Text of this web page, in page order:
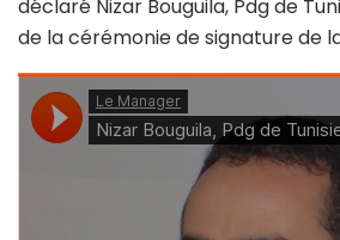
déclaré Nizar Bouguila, Pdg de
de la cérémonie de signature de